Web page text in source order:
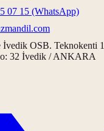
07 15 (WhatsApp)
İvedik OSB. Teknokenti
32 İvedik / ANKARA